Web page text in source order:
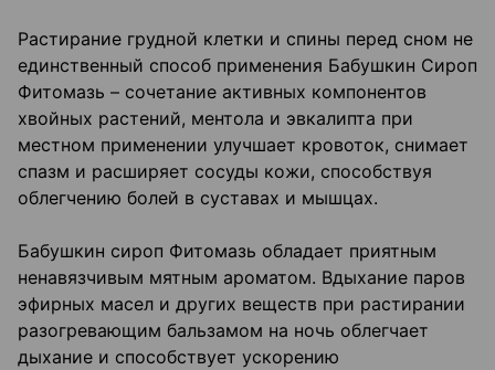
Растирание грудной клетки и спины перед сном не
единственный способ применения Бабушкин Сироп
Фитомазь – сочетание активных компонентов
хвойных растений, ментола и эвкалипта при
местном применении улучшает кровоток, снимает
спазм и расширяет сосуды кожи, способствуя
облегчению болей в суставах и мышцах.
Бабушкин сироп Фитомазь обладает приятным
ненавязчивым мятным ароматом. Вдыхание паров
эфирных масел и других веществ при растирании
разогревающим бальзамом на ночь облегчает
дыхание и способствует ускорению